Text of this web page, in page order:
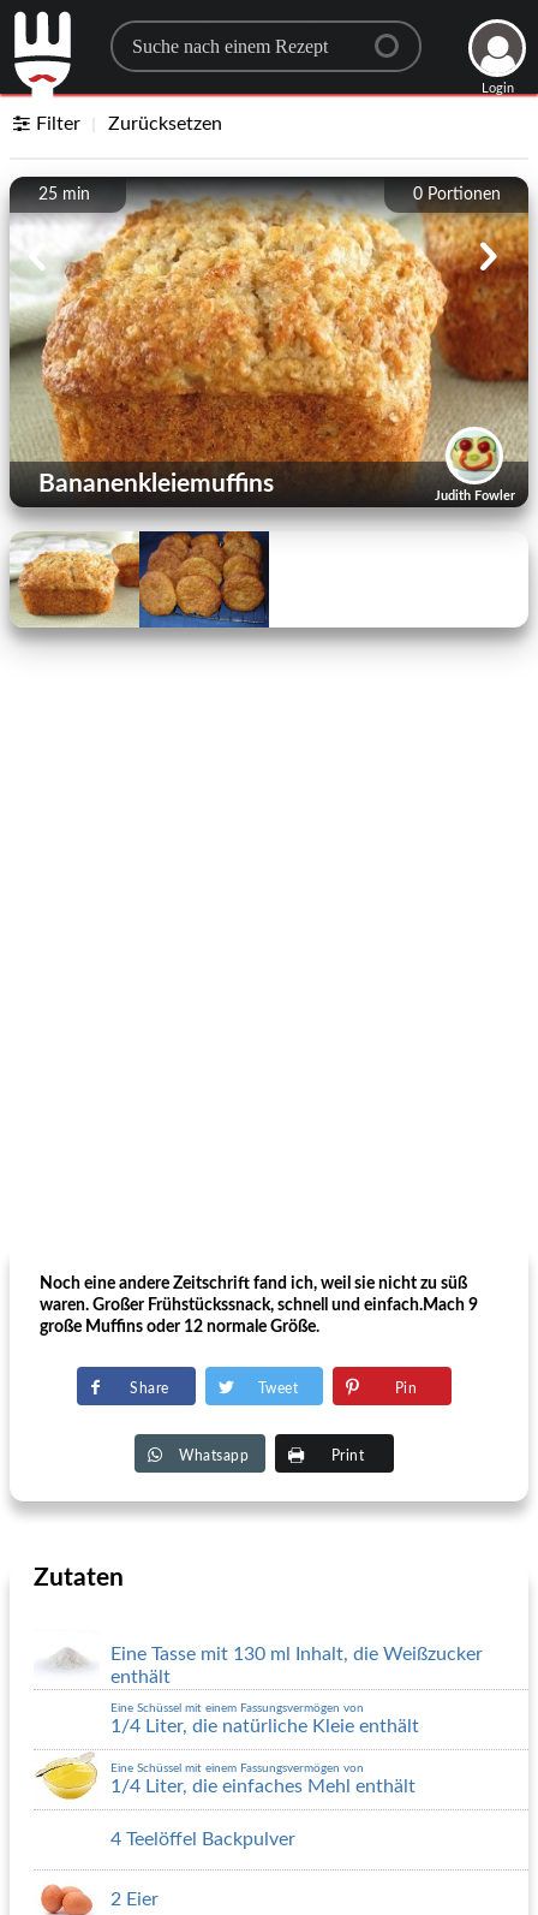
Search for a recipe
Login
Filter Zurücksetzen
0 Portionen
25 min
Judith Fowler
Bananenkleiemuffins
Noch eine andere Zeitschrift fand ich, weil sie nicht zu süß
waren. Großer Frühstückssnack, schnell und einfach.Mach 9
große Muffins oder 12 normale Größe.
Share Tweet Pin
Whatsapp Print
Zutaten
Eine Tasse mit 130 ml Inhalt, die Weißzucker
enthält
Eine Schüssel mit einem Fassungsvermögen von
1/4 Liter, die natürliche Kleie enthält
Eine Schüssel mit einem Fassungsvermögen von
1/4 Liter, die einfaches Mehl enthält
4 Teelöffel Backpulver
2 Eier